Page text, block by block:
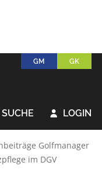
GM GK
SUCHE  LOGIN
Golfmanager
im DGV